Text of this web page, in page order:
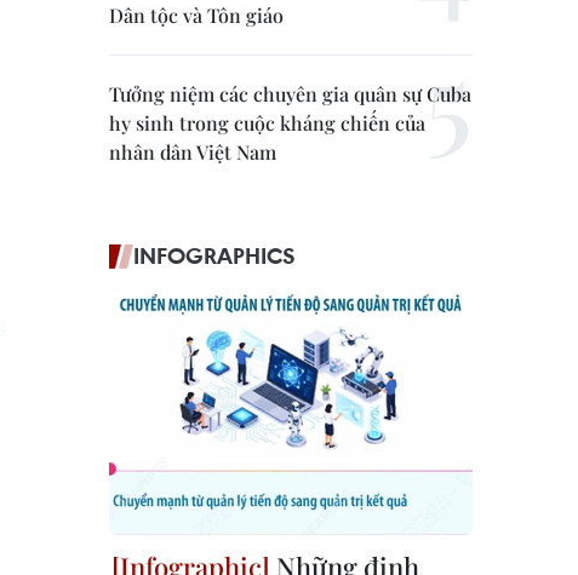
Dân tộc và Tôn giáo
Tưởng niệm các chuyên gia quân sự Cuba
hy sinh trong cuộc kháng chiến của
nhân dân Việt Nam
INFOGRAPHICS
Những định